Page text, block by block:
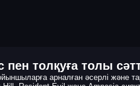
толқуға толы
арналған әсерлі және